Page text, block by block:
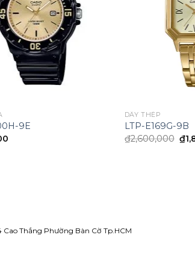
9E
DÂY THÉP
LTP-E169G-9B
₫2,600,000 ₫
Cao Thắng Phường Bàn Cờ Tp.HCM